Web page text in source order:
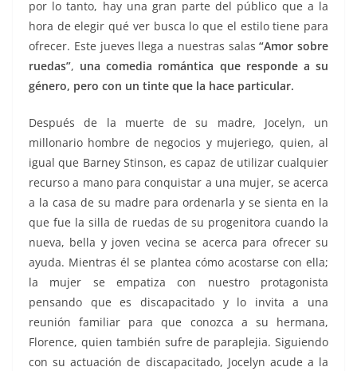
por lo tanto, hay una gran parte del público que a la
hora de elegir qué ver busca lo que el estilo tiene para
ofrecer. Este jueves llega a nuestras salas “Amor sobre
ruedas”, una comedia romántica que responde a su
género, pero con un tinte que la hace particular.
Después de la muerte de su madre, Jocelyn, un
millonario hombre de negocios y mujeriego, quien, al
igual que Barney Stinson, es capaz de utilizar cualquier
recurso a mano para conquistar a una mujer, se acerca
a la casa de su madre para ordenarla y se sienta en la
que fue la silla de ruedas de su progenitora cuando la
nueva, bella y joven vecina se acerca para ofrecer su
ayuda. Mientras él se plantea cómo acostarse con ella;
la mujer se empatiza con nuestro protagonista
pensando que es discapacitado y lo invita a una
reunión familiar para que conozca a su hermana,
Florence, quien también sufre de paraplejia. Siguiendo
con su actuación de discapacitado, Jocelyn acude a la